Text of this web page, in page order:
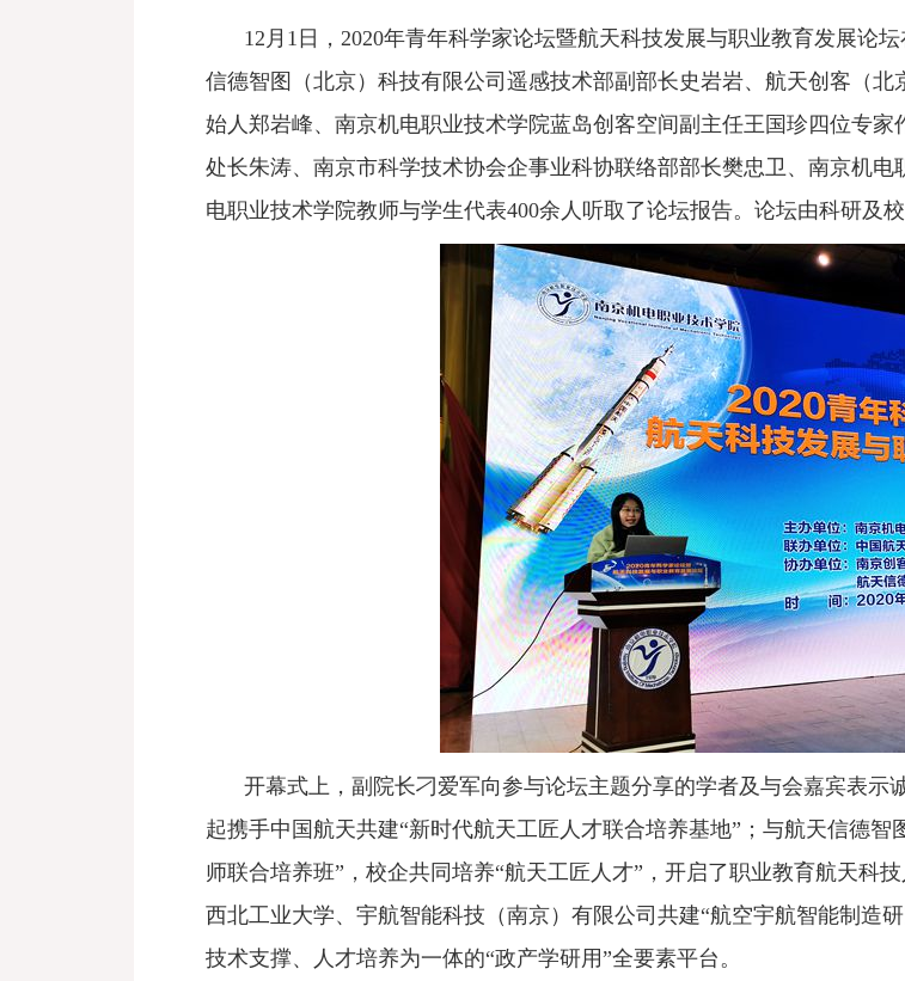
12 月 1日， 2020年青年科学家论坛暨航天科技发展与职业教育发展论坛
信德智图（北京）科技有限公司遥感技术部副部长史岩岩、航天创客（
始人郑岩峰、南京机电职业技术学院蓝岛创客空间副主任王国珍四位专
处长朱涛、南京市科学技术协会企事业科协联络部部长樊忠卫、南京机
电职业技术学院教师与学生代表400余人听取了论坛报告。论坛由科研及
开幕式上，副院长刁爱军向参与论坛主题分享的学者及与会嘉宾表示
起携手中国航天共建“新时代航天工匠人才联合培养基地”；与航天信德
师联合培养班”，校企共同培养“航天工匠人才”，开启了职业教育航天科
西北工业大学、宇航智能科技（南京）有限公司共建“航空宇航智能制造
技术支撑、人才培养为一体的“政产学研用”全要素平台。